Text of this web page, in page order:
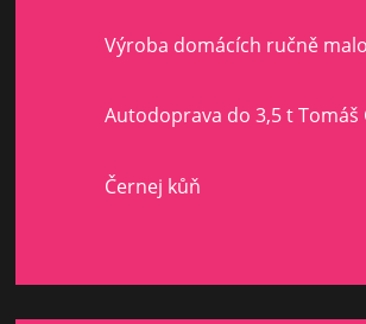
Výroba domácích ručně
Autodoprava do 3,5 t Tomáš
Černej kůň